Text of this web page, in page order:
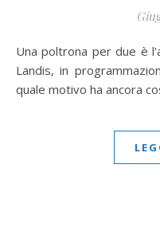
Una poltrona per due è l'arci-conosciuta commedia di John
Landis, in
quale motivo ha ancora